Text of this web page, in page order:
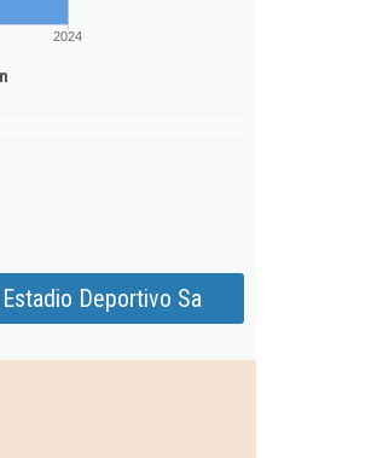
2024
Deportivo Sa